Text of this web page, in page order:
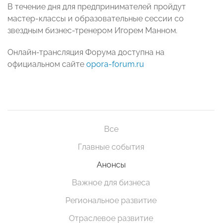
В течение дня для предпринимателей пройдут
мастер-классы и образовательные сессии со
звездным бизнес-тренером Игорем Манном.
Онлайн-трансляция Форума доступна на
официальном сайте opora-forum.ru
Все
Главные события
Анонсы
Важное для бизнеса
Региональное развитие
Отраслевое развитие